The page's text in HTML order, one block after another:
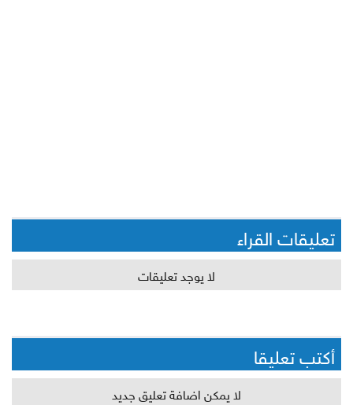
تعليقات القراء
لا يوجد تعليقات
أكتب تعليقا
لا يمكن اضافة تعليق جديد